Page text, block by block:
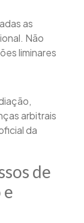
as
Não
liminares
arbitrais
da
de